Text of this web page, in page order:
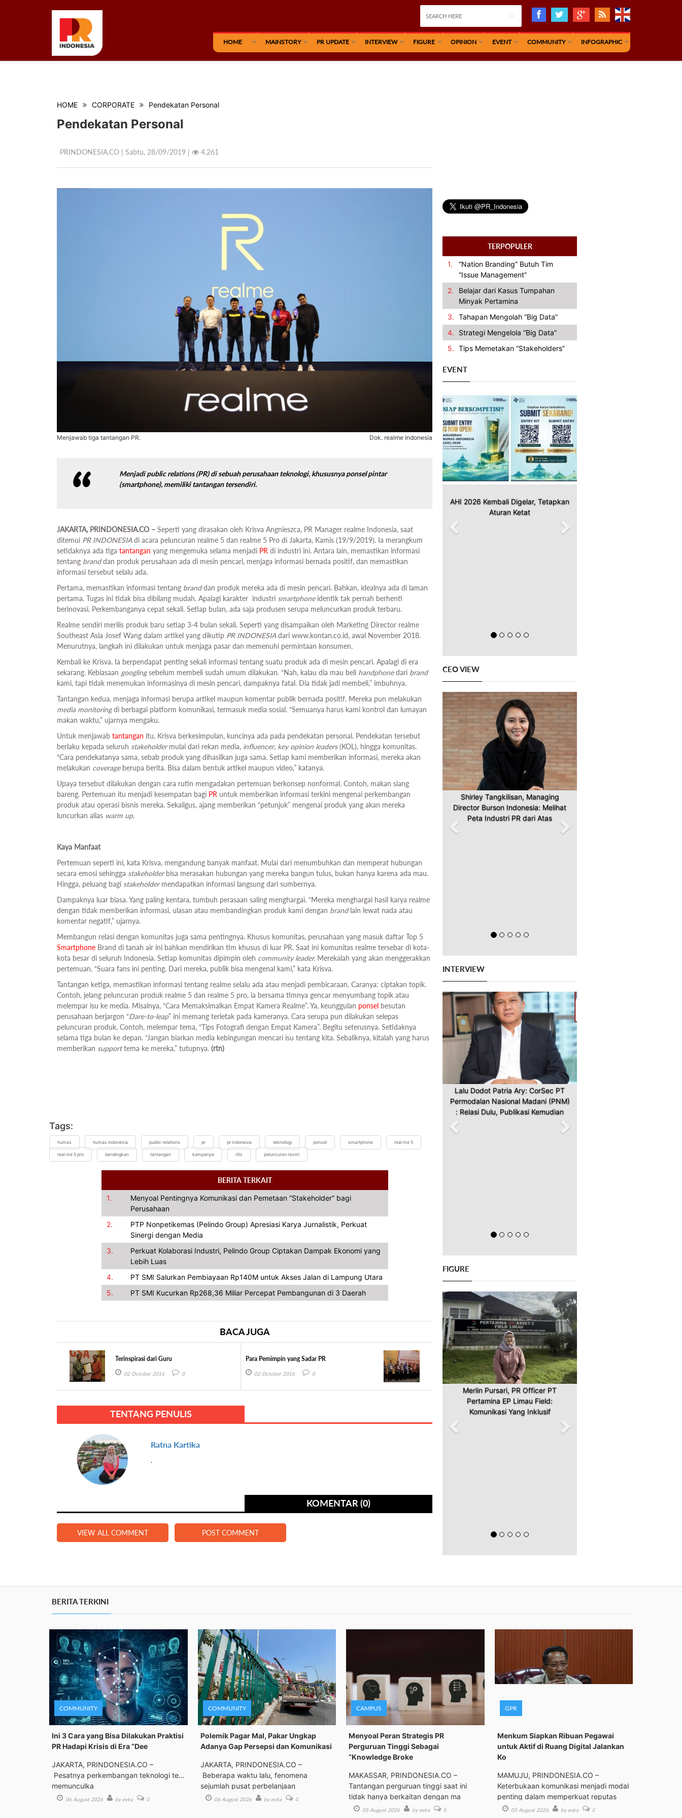
HOME MAINSTORY PR UPDATE INTERVIEW FIGURE OPINION EVENT COMMUNITY INFOGRAPHIC
HOME CORPORATE Pendekatan Personal
Pendekatan Personal
PRINDONESIA.CO | Sabtu, 28/09/2019 | 4.261
Menjawab tiga tantangan PR. Dok. realme Indonesia
Menjadipublic relations(PR) di sebuah perusahaan teknologi, khususnya ponsel pintar
(smartphone), memiliki tantangan tersendiri.
JAKARTA, PRINDONESIA.CO – Seperti yang dirasakan oleh Krisva Angnieszca, PR Manager realme Indonesia, saat
ditemui PR INDONESIAdi acara peluncuran realme 5 dan realme 5 Pro di Jakarta, Kamis (19/9/2019). Ia merangkum
setidaknya ada tiga tantangan yang mengemuka selama menjadi PR di industri ini. Antara lain, memastikan informasi
tentang branddan produk perusahaan ada di mesin pencari, menjaga informasi bernada positif, dan memastikan
informasi tersebut selalu ada.
Pertama, memastikan informasi tentang branddan produk mereka ada di mesin pencari. Bahkan, idealnya ada di laman
pertama. Tugas ini tidak bisa dibilang mudah. Apalagi karakter industri smartphoneidentik tak pernah berhenti
berinovasi. Perkembanganya cepat sekali. Setiap bulan, ada saja produsen serupa meluncurkan produk terbaru.
Realme sendiri merilis produk baru setiap 3-4 bulan sekali. Seperti yang disampaikan oleh Marketing Director realme
Southeast Asia Josef Wang dalam artikel yang dikutip PR INDONESIAdari www.kontan.co.id, awal November 2018.
Menurutnya, langkah ini dilakukan untuk menjaga pasar dan memenuhi permintaan konsumen.
Kembali ke Krisva. Ia berpendapat penting sekali informasi tentang suatu produk ada di mesin pencari. Apalagi di era
sekarang. Kebiasaan googlingsebelum membeli sudah umum dilakukan. “Nah, kalau dia mau beli handphonedari brand
kami, tapi tidak menemukan informasinya di mesin pencari, dampaknya fatal. Dia tidak jadi membeli,” imbuhnya.
Tantangan kedua, menjaga informasi berupa artikel maupun komentar publik bernada positif. Mereka pun melakukan
media monitoringdi berbagai platform komunikasi, termasuk media sosial. “Semuanya harus kami kontrol dan lumayan
makan waktu,” ujarnya mengaku.
Untuk menjawab tantangan itu, Krisva berkesimpulan, kuncinya ada pada pendekatan personal. Pendekatan tersebut
berlaku kepada seluruh stakeholdermulai dari rekan media, influencer, key opinion leaders(KOL), hingga komunitas.
“Cara pendekatanya sama, sebab produk yang dihasilkan juga sama. Setiap kami memberikan informasi, mereka akan
melakukan coverageberupa berita. Bisa dalam bentuk artikel maupun video,” katanya.
Upaya tersebut dilakukan dengan cara rutin mengadakan pertemuan berkonsep nonformal. Contoh, makan siang
bareng. Pertemuan itu menjadi kesempatan bagi PR untuk memberikan informasi terkini mengenai perkembangan
produk atau operasi bisnis mereka. Sekaligus, ajang memberikan “petunjuk” mengenai produk yang akan mereka
luncurkan alias warm up.
Kaya Manfaat
Pertemuan seperti ini, kata Krisva, mengandung banyak manfaat. Mulai dari menumbuhkan dan memperat hubungan
secara emosi sehingga stakeholderbisa merasakan hubungan yang mereka bangun tulus, bukan hanya karena ada mau.
Hingga, peluang bagi stakeholdermendapatkan informasi langsung dari sumbernya.
Dampaknya luar biasa. Yang paling kentara, tumbuh perasaan saling menghargai. “Mereka menghargai hasil karya realme
dengan tidak memberikan informasi, ulasan atau membandingkan produk kami dengan brandlain lewat nada atau
komentar negatif,” ujarnya.
Membangun relasi dengan komunitas juga sama pentingnya. Khusus komunitas, perusahaan yang masuk daftar Top 5
Smartphone Brand di tanah air ini bahkan mendirikan tim khusus di luar PR. Saat ini komunitas realme tersebar di kota-
kota besar di seluruh Indonesia. Setiap komunitas dipimpin oleh community leader. Merekalah yang akan menggerakkan
pertemuan. “Suara fans ini penting. Dari mereka, publik bisa mengenal kami,” kata Krisva.
Tantangan ketiga, memastikan informasi tentang realme selalu ada atau menjadi pembicaraan. Caranya: ciptakan topik.
Contoh, jelang peluncuran produk realme 5 dan realme 5 pro, ia bersama timnya gencar menyumbang topik atau
melempar isu ke media. Misalnya, “Cara Memaksimalkan Empat Kamera Realme”. Ya, keunggulan ponsel besutan
perusahaan berjargon “Dare-to-leap” ini memang terletak pada kameranya. Cara serupa pun dilakukan selepas
peluncuran produk. Contoh, melempar tema, “Tips Fotografi dengan Empat Kamera”. Begitu seterusnya. Setidaknya
selama tiga bulan ke depan. “Jangan biarkan media kebingungan mencari isu tentang kita. Sebaliknya, kitalah yang harus
memberikan supporttema ke mereka,” tutupnya. (rtn)
Tags:
humas humas indonesia public relations pr pr indonesia teknologi ponsel smartphone real me 5
real me 5 pro bandingkan tantangan kampanye rilis peluncuran resmi
BERITA TERKAIT
1.
Menyoal Pentingnya Komunikasi dan Pemetaan “Stakeholder” bagi
Perusahaan
2.
PTP Nonpetikemas (Pelindo Group) Apresiasi Karya Jurnalistik, Perkuat
Sinergi dengan Media
3.
Perkuat Kolaborasi Industri, Pelindo Group Ciptakan Dampak Ekonomi yang
Lebih Luas
4.
PT SMI Salurkan Pembiayaan Rp140M untuk Akses Jalan di Lampung Utara
5.
PT SMI Kucurkan Rp268,36 Miliar Percepat Pembangunan di 3 Daerah
BACA JUGA
Terinspirasi dari Guru
02 October 2016 0
Para Pemimpin yang Sadar PR
02 October 2016 0
TENTANG PENULIS
Ratna Kartika
.
KOMENTAR (0)
VIEW ALL COMMENT POST COMMENT
TERPOPULER
1.
“Nation Branding” Butuh Tim
“Issue Management”
2.
Belajar dari Kasus Tumpahan
Minyak Pertamina
3. Tahapan Mengolah “Big Data”
4.
Strategi Mengelola “Big Data”
5. Tips Memetakan “Stakeholders”
EVENT
AHI 2026 Kembali Digelar, Tetapkan
Aturan Ketat
Previous Next
CEO VIEW
Shirley Tangkilisan, Managing
Director Burson Indonesia: Melihat
Peta Industri PR dari Atas
Previous Next
INTERVIEW
Lalu Dodot Patria Ary: CorSec PT
Permodalan Nasional Madani (PNM)
: Relasi Dulu, Publikasi Kemudian
Previous Next
FIGURE
Merlin Pursari, PR Officer PT
Pertamina EP Limau Field:
Komunikasi Yang Inklusif
Previous Next
BERITA TERKINI
COMMUNITY
Ini 3 Cara yang Bisa Dilakukan Praktisi
PR Hadapi Krisis di Era “Dee
JAKARTA, PRINDONESIA.CO –
Pesatnya perkembangan teknologi telah
memunculka
06 August 2026 by evira 0
COMMUNITY
Polemik Pagar Mal, Pakar Ungkap
Adanya Gap Persepsi dan Komunikasi
JAKARTA, PRINDONESIA.CO –
Beberapa waktu lalu, fenomena
sejumlah pusat perbelanjaan
06 August 2026 by evira 0
CAMPUS
Menyoal Peran Strategis PR
Perguruan Tinggi Sebagai
“Knowledge Broke
MAKASSAR, PRINDONESIA.CO –
Tantangan perguruan tinggi saat ini
tidak hanya berkaitan dengan ma
05 August 2026 by evira 0
GPR
Menkum Siapkan Ribuan Pegawai
untuk Aktif di Ruang Digital Jalankan
Ko
MAMUJU, PRINDONESIA.CO –
Keterbukaan komunikasi menjadi modal
penting dalam memperkuat reputas
05 August 2026 by evira 0